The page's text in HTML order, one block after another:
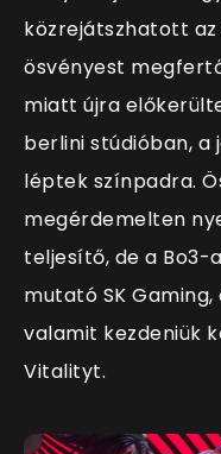
közrejátszhatott az
ösvényest
miatt újra
berlini stúdióban,
léptek színpadra.
megérdemelten
teljesítő, de a Bo3-
mutató SK
valamit kezdeniük
Vitalityt.